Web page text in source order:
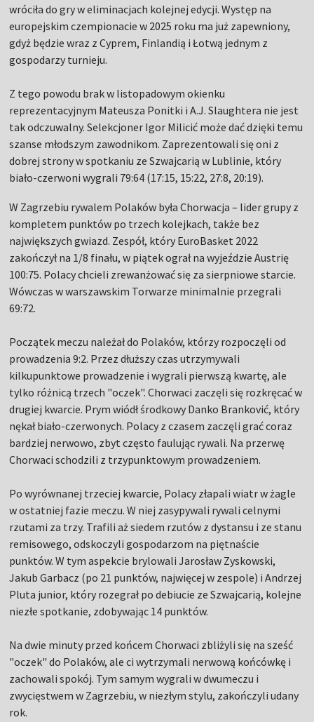
wróciła do gry w eliminacjach kolejnej edycji. Występ na
europejskim czempionacie w 2025 roku ma już zapewniony,
gdyż będzie wraz z Cyprem, Finlandią i Łotwą jednym z
gospodarzy turnieju.
Z tego powodu brak w listopadowym okienku
reprezentacyjnym Mateusza Ponitki i A.J. Slaughtera nie jest
tak odczuwalny. Selekcjoner Igor Milicić może dać dzięki temu
szanse młodszym zawodnikom. Zaprezentowali się oni z
dobrej strony w spotkaniu ze Szwajcarią w Lublinie, który
biało-czerwoni wygrali 79:64 (17:15, 15:22, 27:8, 20:19).
W Zagrzebiu rywalem Polaków była Chorwacja – lider grupy z
kompletem punktów po trzech kolejkach, także bez
największych gwiazd. Zespół, który EuroBasket 2022
zakończył na 1/8 finału, w piątek ograł na wyjeździe Austrię
100:75. Polacy chcieli zrewanżować się za sierpniowe starcie.
Wówczas w warszawskim Torwarze minimalnie przegrali
69:72.
Początek meczu należał do Polaków, którzy rozpoczęli od
prowadzenia 9:2. Przez dłuższy czas utrzymywali
kilkupunktowe prowadzenie i wygrali pierwszą kwartę, ale
tylko różnicą trzech "oczek". Chorwaci zaczęli się rozkręcać w
drugiej kwarcie. Prym wiódł środkowy Danko Branković, który
nękał biało-czerwonych. Polacy z czasem zaczęli grać coraz
bardziej nerwowo, zbyt często faulując rywali. Na przerwę
Chorwaci schodzili z trzypunktowym prowadzeniem.
Po wyrównanej trzeciej kwarcie, Polacy złapali wiatr w żagle
w ostatniej fazie meczu. W niej zasypywali rywali celnymi
rzutami za trzy. Trafili aż siedem rzutów z dystansu i ze stanu
remisowego, odskoczyli gospodarzom na piętnaście
punktów. W tym aspekcie brylowali Jarosław Zyskowski,
Jakub Garbacz (po 21 punktów, najwięcej w zespole) i Andrzej
Pluta junior, który rozegrał po debiucie ze Szwajcarią, kolejne
niezłe spotkanie, zdobywając 14 punktów.
Na dwie minuty przed końcem Chorwaci zbliżyli się na sześć
"oczek" do Polaków, ale ci wytrzymali nerwową końcówkę i
zachowali spokój. Tym samym wygrali w dwumeczu i
zwycięstwem w Zagrzebiu, w niezłym stylu, zakończyli udany
rok.